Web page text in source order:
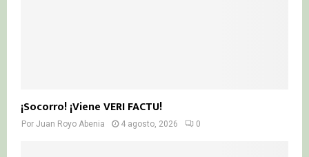
¡Socorro! ¡Viene VERI FACTU!
Por Juan Royo Abenia 4 agosto, 2026 0